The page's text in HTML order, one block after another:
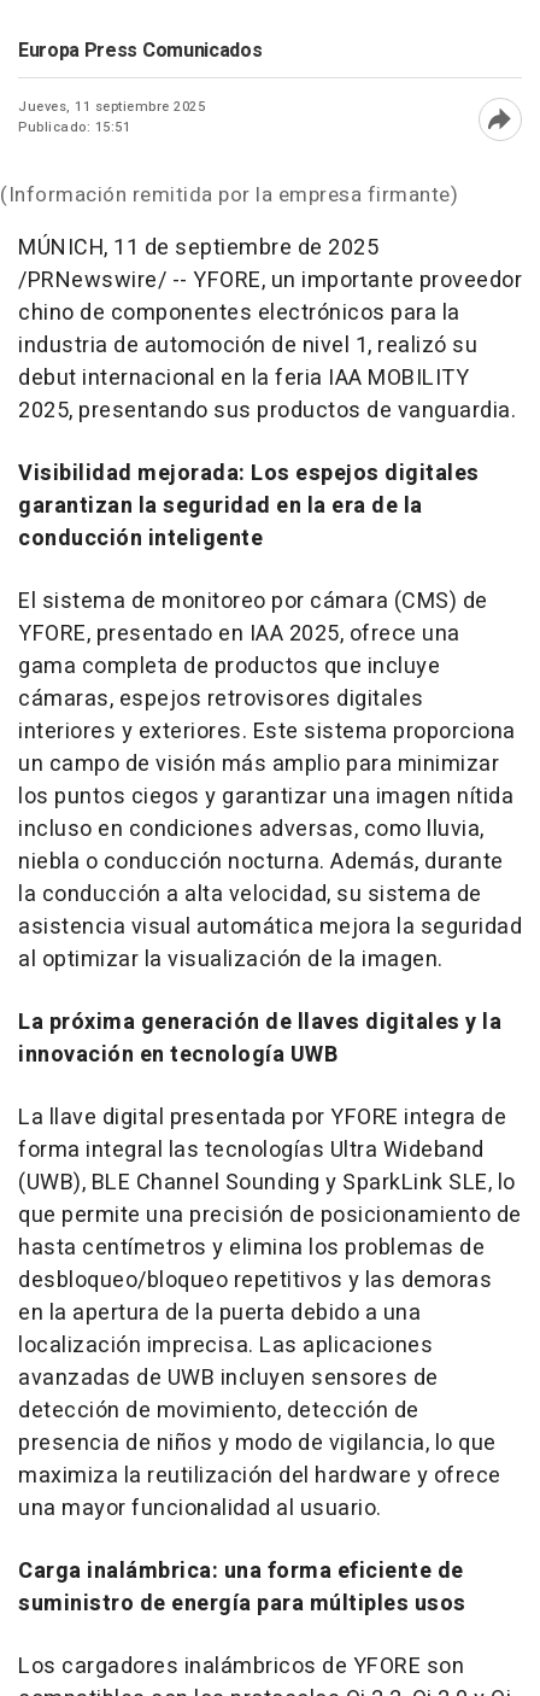
Europa Press Comunicados
Jueves, 11 septiembre 2025
Publicado: 15:51
(Información remitida por la empresa firmante)
MÚNICH, 11 de septiembre de 2025
/PRNewswire/ -- YFORE, un importante proveedor
chino de componentes electrónicos para la
industria de automoción de nivel 1, realizó su
debut internacional en la feria IAA MOBILITY
2025, presentando sus productos de vanguardia.
Visibilidad mejorada: Los espejos digitales
garantizan la seguridad en la era de la
conducción inteligente
El sistema de monitoreo por cámara (CMS) de
YFORE, presentado en IAA 2025, ofrece una
gama completa de productos que incluye
cámaras, espejos retrovisores digitales
interiores y exteriores. Este sistema proporciona
un campo de visión más amplio para minimizar
los puntos ciegos y garantizar una imagen nítida
incluso en condiciones adversas, como lluvia,
niebla o conducción nocturna. Además, durante
la conducción a alta velocidad, su sistema de
asistencia visual automática mejora la seguridad
al optimizar la visualización de la imagen.
La próxima generación de llaves digitales y la
innovación en tecnología UWB
La llave digital presentada por YFORE integra de
forma integral las tecnologías Ultra Wideband
(UWB), BLE Channel Sounding y SparkLink SLE, lo
que permite una precisión de posicionamiento de
hasta centímetros y elimina los problemas de
desbloqueo/bloqueo repetitivos y las demoras
en la apertura de la puerta debido a una
localización imprecisa. Las aplicaciones
avanzadas de UWB incluyen sensores de
detección de movimiento, detección de
presencia de niños y modo de vigilancia, lo que
maximiza la reutilización del hardware y ofrece
una mayor funcionalidad al usuario.
Carga inalámbrica: una forma eficiente de
suministro de energía para múltiples usos
Los cargadores inalámbricos de YFORE son